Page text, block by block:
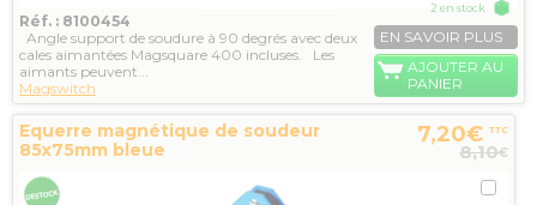
Réf. : 8100454
Angle support de soudure à 90 degrés avec deux
cales aimantées Magsquare 400 incluses. Les
aimants peuvent...
Magswitch
2 en stock
EN SAVOIR PLUS
AJOUTER AU
PANIER
Equerre magnétique de soudeur
85x75mm bleue
7,20€ TTC
8,10€